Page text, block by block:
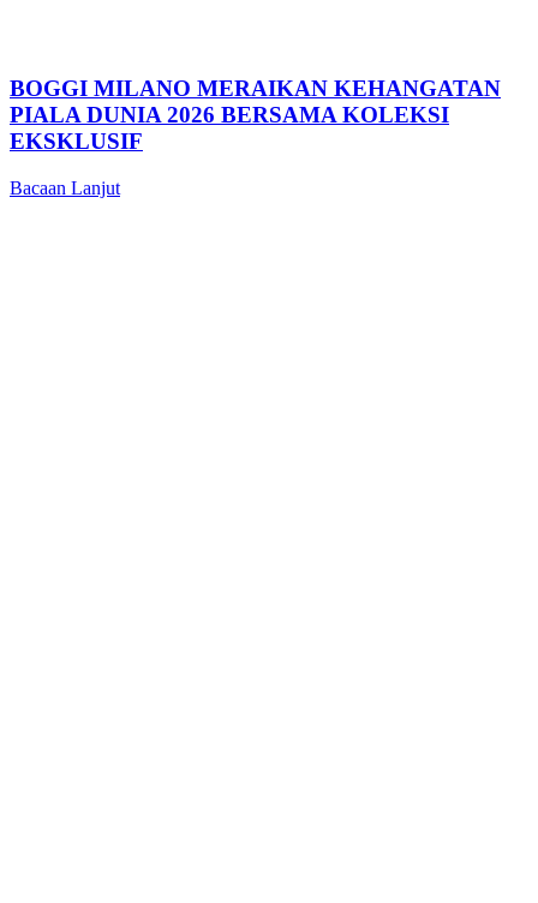
BOGGI MILANO MERAIKAN KEHANGATAN
PIALA DUNIA 2026 BERSAMA KOLEKSI
EKSKLUSIF
Bacaan Lanjut